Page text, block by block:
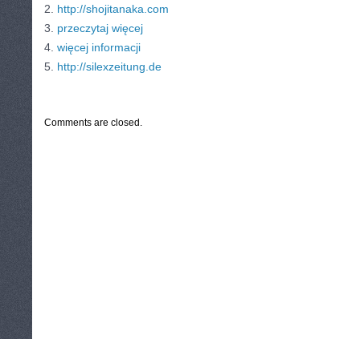
2. http://shojitanaka.com
3. przeczytaj więcej
4. więcej informacji
5. http://silexzeitung.de
Comments are closed.